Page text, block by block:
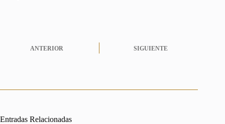
ANTERIOR SIGUIENTE
Entradas Relacionadas